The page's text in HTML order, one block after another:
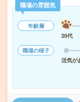
職場の雰囲気
年齢層
20代
職場の様子
活気が